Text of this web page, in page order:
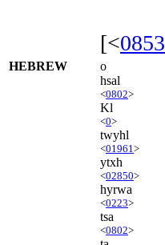
[<0853
HEBREW
o
hsal
<0802>
Kl
<0>
twyhl
<01961 >
ytxh
<02850>
hyrwa
<0223>
tsa
<0802>